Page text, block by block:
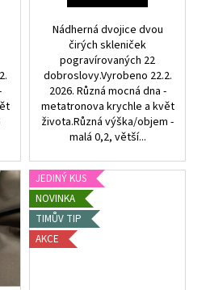
Nádherná dvojice dvou
čirých skleniček
pogravírovaných 22
dobroslovy.Vyrobeno 22.2.
2026. Různá mocná dna -
metatronova krychle a květ
života.Různá výška/objem -
malá 0,2, větší...
JEDINÝ KUS
NOVINKA
TIMŮV TIP
AKCE